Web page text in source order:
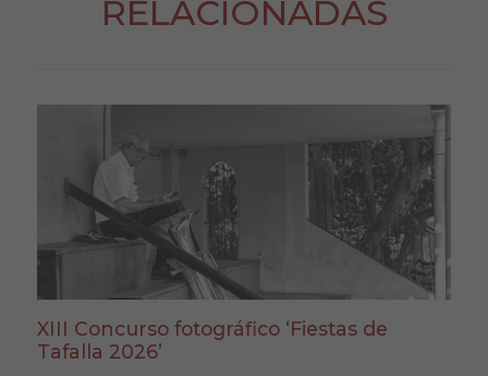
RELACIONADAS
XIII Concurso fotográfico ‘Fiestas de
Tafalla 2026’